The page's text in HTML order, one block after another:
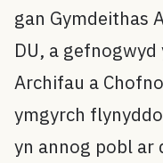
gan Gymdeithas
DU, a
Archifau a
ymgyrch
yn annog pobl ar